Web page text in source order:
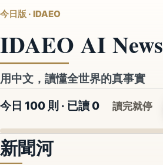
今日版 · IDAEO
IDAEO AI News
用中文，讀懂全世界的真事實
今日 100 則 · 已讀 0 讀完就停
新聞河